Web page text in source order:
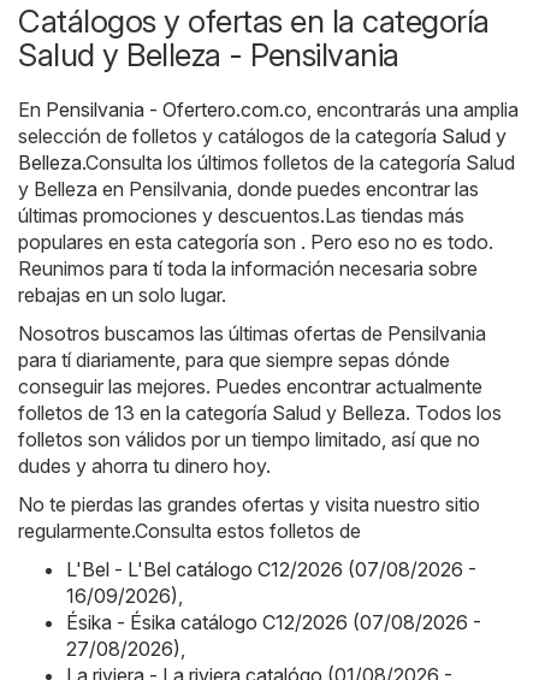
Catálogos y ofertas en la categoría
Salud y Belleza - Pensilvania
En Pensilvania - Ofertero.com.co , encontrarás una amplia
selección de folletos y catálogos de la categoría Salud y
Belleza.Consulta los últimos folletos de la categoría Salud
y Belleza en Pensilvania, donde puedes encontrar las
últimas promociones y descuentos.Las tiendas más
populares en esta categoría son . Pero eso no es todo.
Reunimos para tí toda la información necesaria sobre
rebajas en un solo lugar.
Nosotros buscamos las últimas ofertas de Pensilvania
para tí diariamente, para que siempre sepas dónde
conseguir las mejores. Puedes encontrar actualmente
folletos de 13 en la categoría Salud y Belleza. Todos los
folletos son válidos por un tiempo limitado, así que no
dudes y ahorra tu dinero hoy.
No te pierdas las grandes ofertas y visita nuestro sitio
regularmente.Consulta estos folletos de
L'Bel - L'Bel catálogo C12/2026 (07/08/2026 -
16/09/2026)
Ésika - Ésika catálogo C12/2026 (07/08/2026 -
27/08/2026)
La riviera - La riviera catalógo (01/08/2026 -